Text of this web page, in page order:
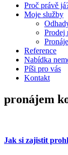
Proč právě
Moje služby
Prodej
Reference
Nabídka
Píši pro vás
Kontakt
pronájem
Jak si zajistit